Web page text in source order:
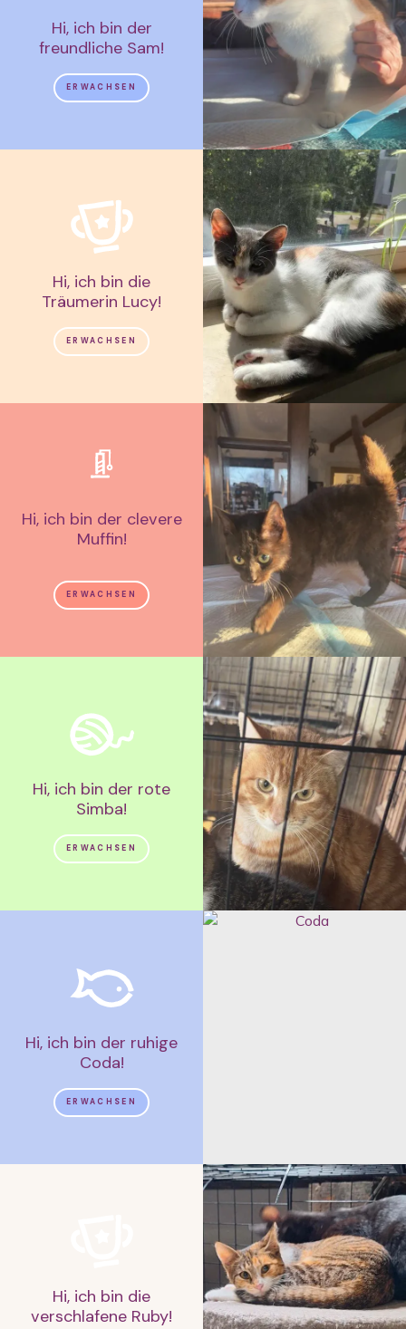
Hi, ich bin der
freundliche Sam!
ERWACHSEN
Hi, ich bin die
Träumerin Lucy!
ERWACHSEN
Hi, ich bin der clevere
Muffin!
ERWACHSEN
Hi, ich bin der rote
Simba!
ERWACHSEN
Hi, ich bin der ruhige
Coda!
ERWACHSEN
Hi, ich bin die
verschlafene Ruby!